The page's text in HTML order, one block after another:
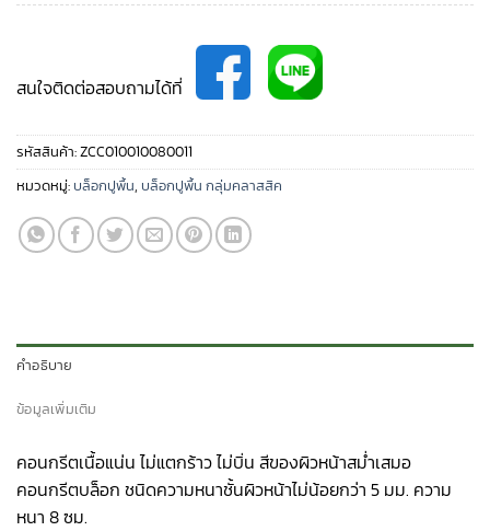
สนใจติดต่อสอบถามได้ที่
รหัสสินค้า:ZCC010010080011
หมวดหมู่: บล็อกปูพื้น, บล็อกปูพื้น กลุ่มคลาสสิค
คำอธิบาย
ข้อมูลเพิ่มเติม
คอนกรีตเนื้อแน่น ไม่แตกร้าว ไม่บิ่น สีของผิวหน้าสม่ำเสมอ
คอนกรีตบล็อก ชนิดความหนาชั้นผิวหน้าไม่น้อยกว่า 5 มม. ความ
หนา 8 ซม.